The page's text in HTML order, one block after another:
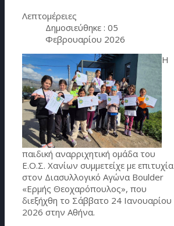
Λεπτομέρειες
Δημοσιεύθηκε : 05
Φεβρουαρίου 2026
Η
παιδική αναρριχητική ομάδα του
Ε.Ο.Σ. Χανίων συμμετείχε με επιτυχία
στον Διασυλλογικό Αγώνα Boulder
«Ερμής Θεοχαρόπουλος», που
διεξήχθη το Σάββατο 24 Ιανουαρίου
2026 στην Αθήνα.